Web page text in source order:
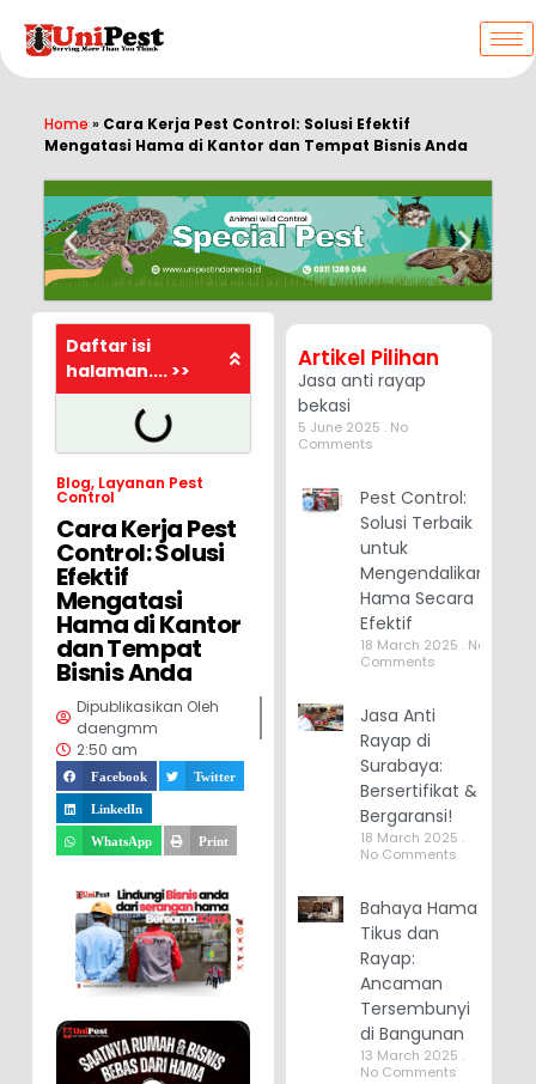
Home » Cara Kerja Pest Control: Solusi Efektif
Mengatasi Hama di Kantor dan Tempat Bisnis Anda
Blog, Layanan Pest
Control
Cara Kerja Pest
Control: Solusi
Efektif
Mengatasi
Hama di Kantor
dan Tempat
Bisnis Anda
Dipublikasikan Oleh
daengmm
2:50 am
Facebook Twitter
LinkedIn
WhatsApp Print
Daftar isi
halaman.... >>
Artikel Pilihan
Jasa anti rayap
bekasi
5 June 2025
No
Comments
Pest Control:
Solusi Terbaik
untuk
Mengendalikan
Hama Secara
Efektif
18 March 2025
No
Comments
Jasa Anti
Rayap di
Surabaya:
Bersertifikat &
Bergaransi!
18 March 2025
No Comments
Bahaya Hama
Tikus dan
Rayap:
Ancaman
Tersembunyi
di Bangunan
13 March 2025
No Comments